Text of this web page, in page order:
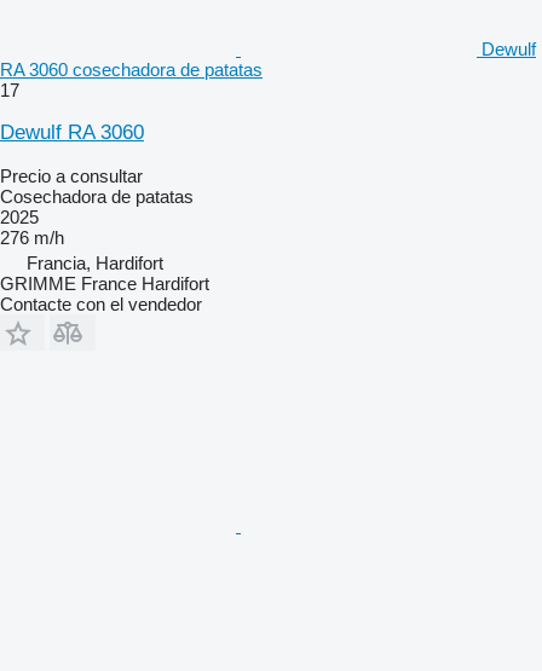
Dewulf
RA 3060 cosechadora de patatas
17
Dewulf RA 3060
Precio a consultar
Cosechadora de patatas
2025
276 m/h
Francia, Hardifort
GRIMME France Hardifort
Contacte con el vendedor